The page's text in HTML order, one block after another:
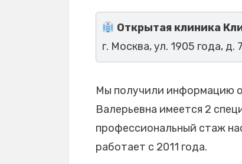
Открытая клиника
г. Москва, ул. 1905 года, д.
Мы получили информацию
Валерьевна имеется 2
профессиональный стаж
работает с 2011 года.